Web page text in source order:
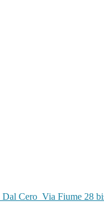
Cero Via Fiume 28